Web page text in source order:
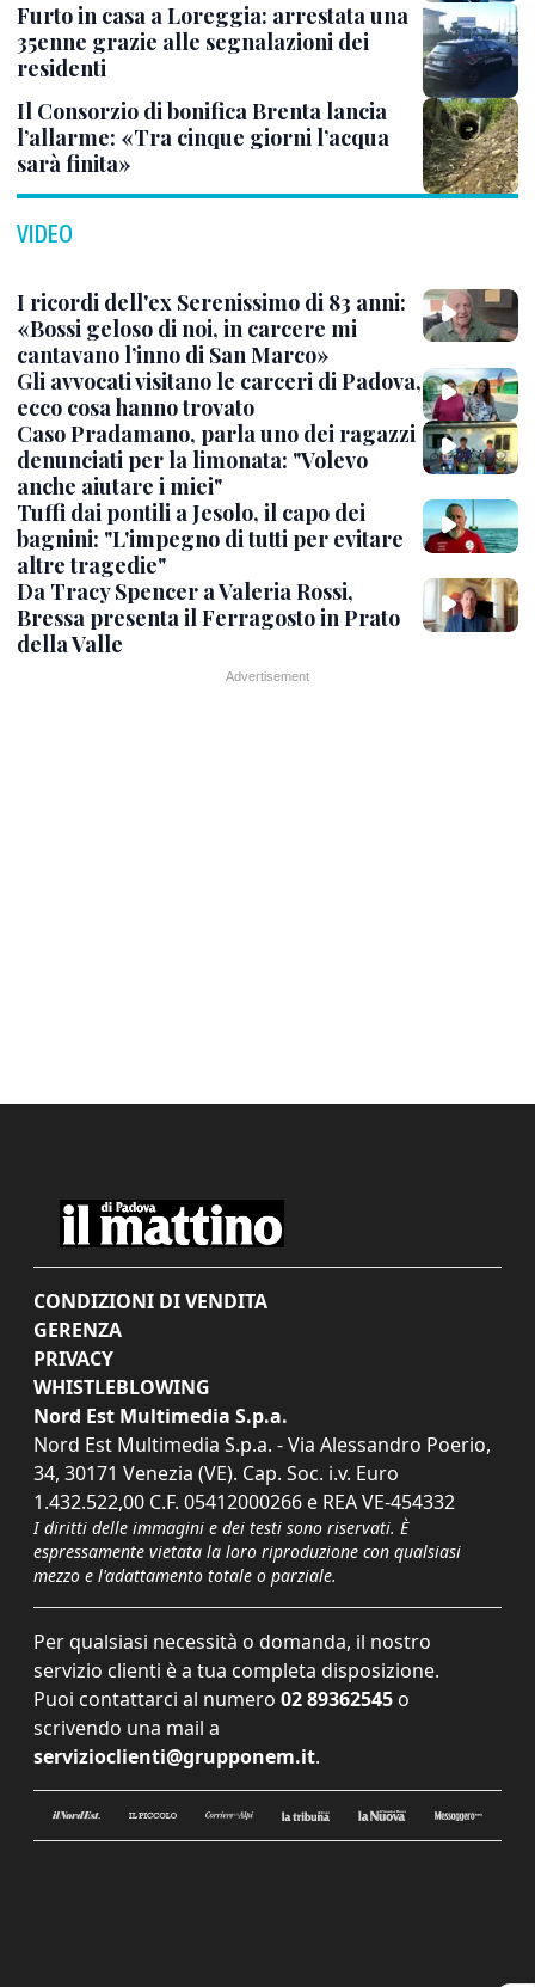
Furto in casa a Loreggia: arrestata una
35enne grazie alle segnalazioni dei
residenti
Il Consorzio di bonifica Brenta lancia
l’allarme: «Tra cinque giorni l’acqua
sarà finita»
VIDEO
I ricordi dell'ex Serenissimo di 83 anni:
«Bossi geloso di noi, in carcere mi
cantavano l’inno di San Marco»
Gli avvocati visitano le carceri di Padova,
ecco cosa hanno trovato
Caso Pradamano, parla uno dei ragazzi
denunciati per la limonata: "Volevo
anche aiutare i miei"
Tuffi dai pontili a Jesolo, il capo dei
bagnini: "L'impegno di tutti per evitare
altre tragedie"
Da Tracy Spencer a Valeria Rossi,
Bressa presenta il Ferragosto in Prato
della Valle
CONDIZIONI DI VENDITA
GERENZA
PRIVACY
WHISTLEBLOWING
Nord Est Multimedia S.p.a.
Nord Est Multimedia S.p.a. - Via Alessandro Poerio,
34, 30171 Venezia (VE). Cap. Soc. i.v. Euro
1.432.522,00 C.F. 05412000266 e REA VE-454332
I diritti delle immagini e dei testi sono riservati. È
espressamente vietata la loro riproduzione con qualsiasi
mezzo e l'adattamento totale o parziale.
Per qualsiasi necessità o domanda, il nostro
servizio clienti è a tua completa disposizione.
Puoi contattarci al numero 02 89362545 o
scrivendo una mail a
servizioclienti@grupponem.it.